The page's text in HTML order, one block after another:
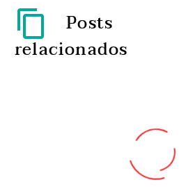
Posts
relacionados